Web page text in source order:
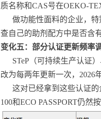
质名称和CAS号在OEKO-
做功能性面料的企业，
查自己的助剂配方中是否含
变化五：部分认证更新频率
STeP（可持续生产认证
改为每两年更新一次，2026
这对已经拿到这些认证
100和ECO PASSPORT仍然